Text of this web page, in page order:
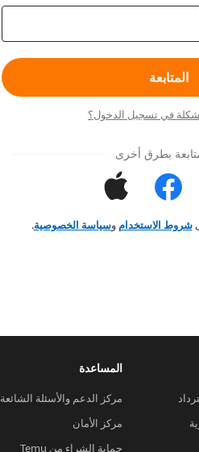
المتابعة
في تسجيل الدخول؟
بطرق أخرى
شروط الاستخدام وسياسة الخصوصية.
المساعدة
مركز الدعم والأسئلة الشائعة
مركز الأمان
حماية الشراء من Temu